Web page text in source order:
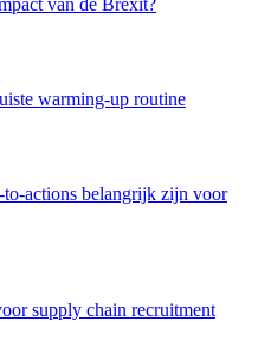
van de Brexit?
warming-up routine
actions belangrijk zijn voor
supply chain recruitment